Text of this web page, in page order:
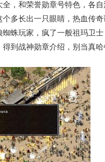
，和荣誉勋章号特色，各
个多长出一只眼睛，热血传
蛛玩家，疯了一般祖玛卫
到战神勋章介绍，别当真哈